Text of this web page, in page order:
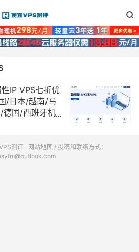

IP VPS七折优
/日本/越南/马
德国/西班牙机
测评 网站地图 / 投稿和联络方式：